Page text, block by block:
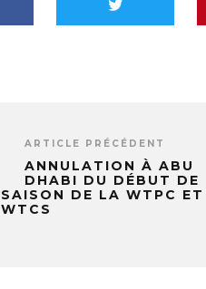
ARTICLE PRÉCÉDENT
ANNULATION À ABU
DHABI DU DÉBUT DE
SAISON DE LA WTPC ET
WTCS